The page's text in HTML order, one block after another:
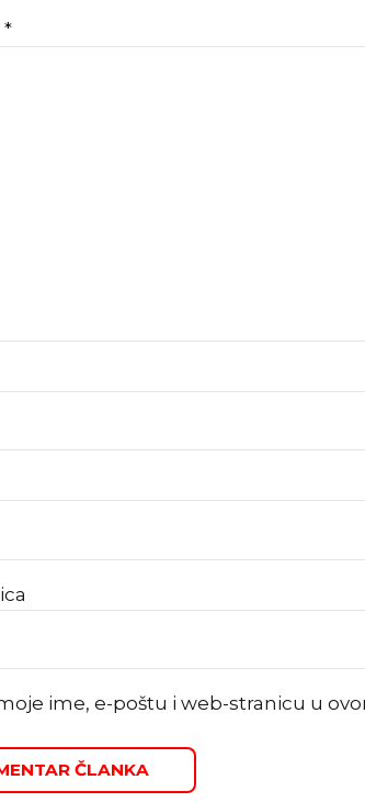
*
ime, e-poštu i web-stranicu u
ČLANKA